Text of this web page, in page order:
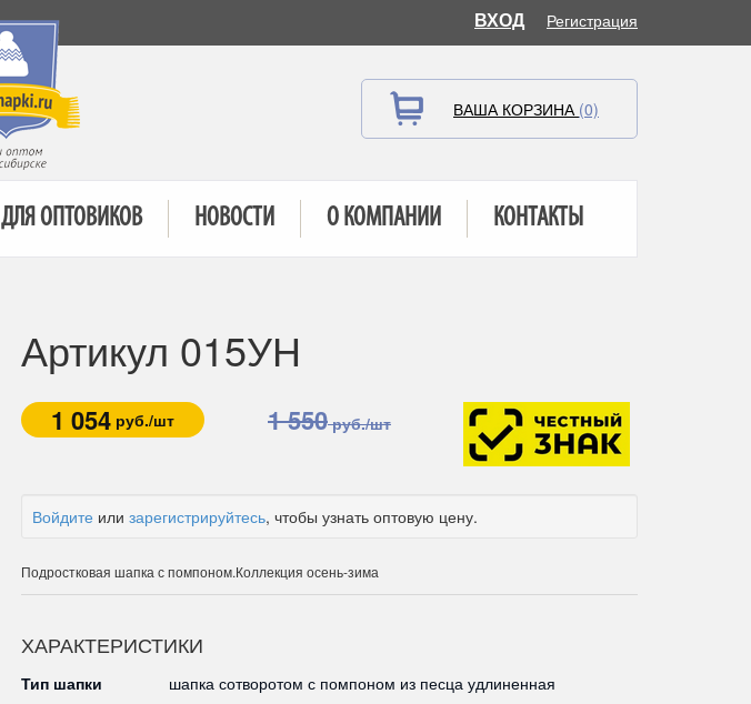
ВХОД Регистрация
ВАША КОРЗИНА (0)
ДЛЯ ОПТОВИКОВ НОВОСТИ О КОМПАНИИ КОНТАКТЫ
Артикул 015УН
1 054 руб./шт 1 550руб./шт
Войдите или зарегистрируйтесь, чтобы узнать оптовую цену.
Подростковая шапка с помпоном.Коллекция осень-зима
ХАРАКТЕРИСТИКИ
Тип шапки
шапка сотворотом с помпоном из песца удлиненная